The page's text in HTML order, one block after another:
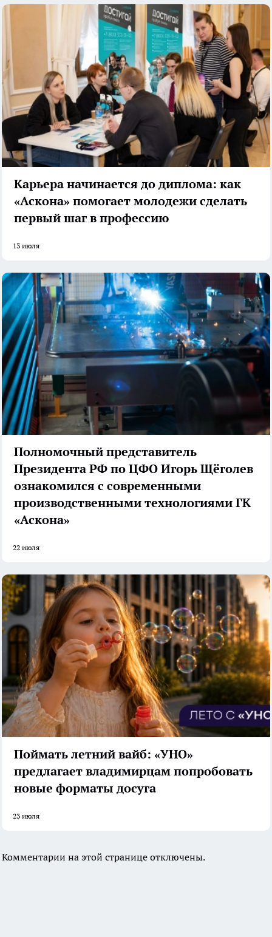
Карьера начинается до диплома: как
«Аскона» помогает молодежи сделать
первый шаг в профессию
13 июля
Полномочный представитель
Президента РФ по ЦФО Игорь Щёголев
ознакомился с современными
производственными технологиями ГК
«Аскона»
22 июля
Поймать летний вайб: «УНО»
предлагает владимирцам попробовать
новые форматы досуга
23 июля
Комментарии на этой странице отключены.